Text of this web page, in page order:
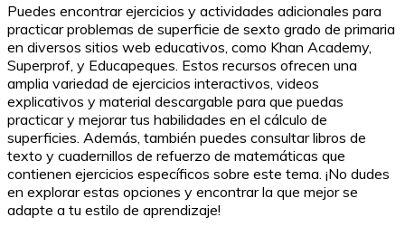
Puedes encontrar ejercicios y actividades adicionales para
practicar problemas de superficie de sexto grado de primaria
en diversos sitios web educativos, como Khan Academy,
Superprof, y Educapeques. Estos recursos ofrecen una
amplia variedad de ejercicios interactivos, videos
explicativos y material descargable para que puedas
practicar y mejorar tus habilidades en el cálculo de
superficies. Además, también puedes consultar libros de
texto y cuadernillos de refuerzo de matemáticas que
contienen ejercicios específicos sobre este tema. ¡No dudes
en explorar estas opciones y encontrar la que mejor se
adapte a tu estilo de aprendizaje!